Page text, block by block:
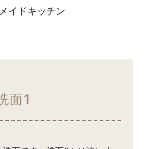
イドキッチン
面1